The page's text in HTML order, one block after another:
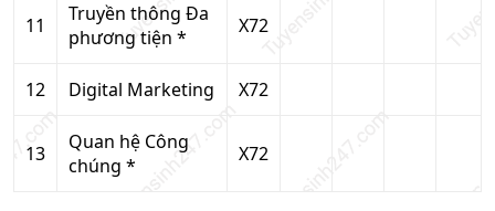
11
Truyền thông Đa
phương tiện *
X72
12 Digital Marketing X72
13
Quan hệ Công
chúng *
X72